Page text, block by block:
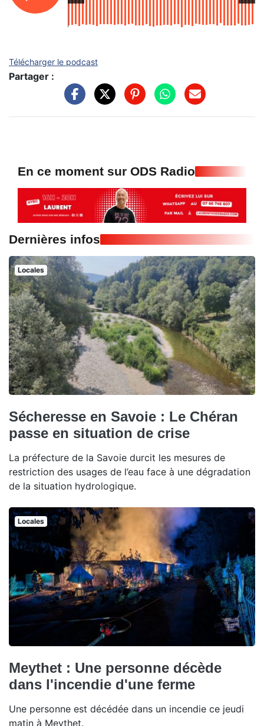
Télécharger le podcast
Partager :
En ce moment sur ODS Radio
Dernières infos
Locales
Sécheresse en Savoie : Le Chéran
passe en situation de crise
La préfecture de la Savoie durcit les mesures de
restriction des usages de l’eau face à une dégradation
de la situation hydrologique.
Locales
Meythet : Une personne décède
dans l'incendie d'une ferme
Une personne est décédée dans un incendie ce jeudi
matin à Meythet.